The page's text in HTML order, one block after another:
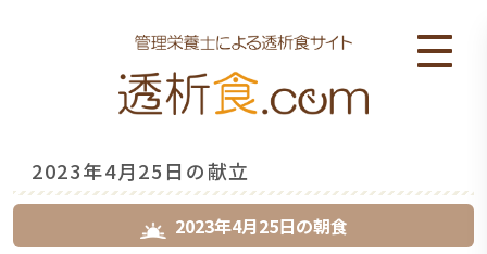
2023年4月25日の献立
2023年4月25日の朝食